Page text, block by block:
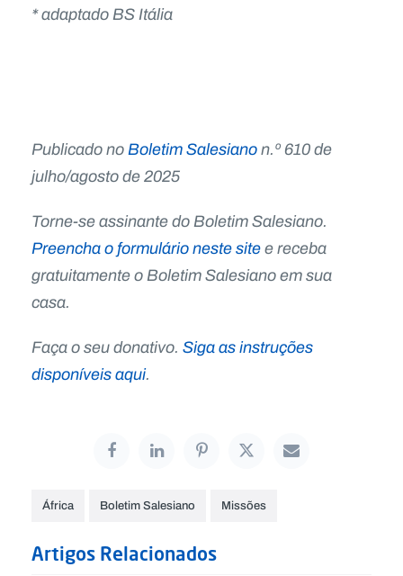
* adaptado BS Itália
Publicado noBoletim Salesianon.º 610 de
julho/agosto de 2025
Torne-se assinante do Boletim Salesiano.
Preencha o formulário neste sitee receba
gratuitamente o Boletim Salesiano em sua
casa.
Faça o seu donativo. Siga as instruções
disponíveis aqui.
África Boletim Salesiano Missões
Artigos Relacionados